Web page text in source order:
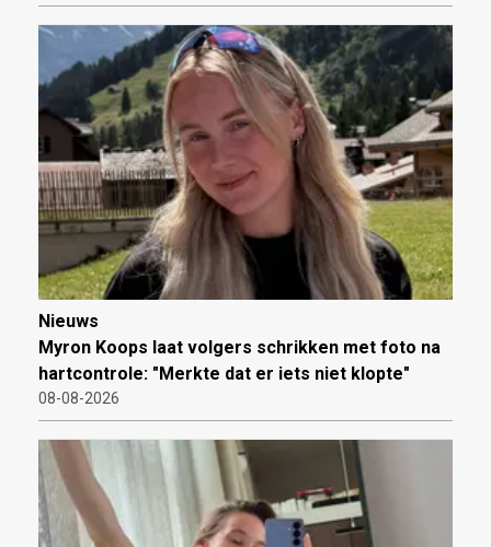
Nieuws
Myron Koops laat volgers schrikken met foto na
hartcontrole: "Merkte dat er iets niet klopte"
08-08-2026